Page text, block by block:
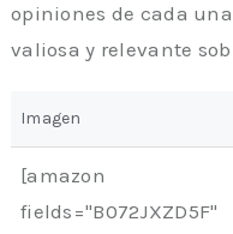
opiniones de cada
valiosa y relevante
Imagen
[amazon
fields="B072JXZD5F"